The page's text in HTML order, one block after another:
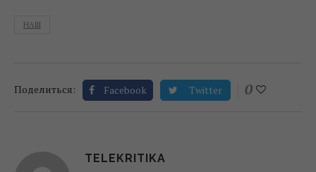
НАШ
Поделиться: Facebook Twitter 0
TELEKRITIKA